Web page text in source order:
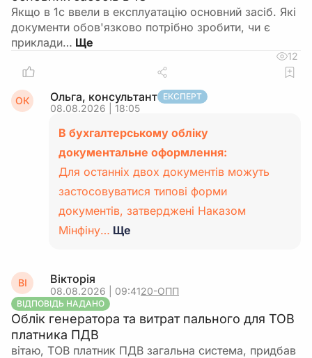
Якщо в 1с ввели в експлуатацію основний засіб. Які
документи обов'язково потрібно зробити, чи є
приклади…
12
ОК Ольга, консультант ЕКСПЕРТ
08.08.2026 | 18:05
В бухгалтерському обліку
документальне оформлення:
Для останніх двох документів можуть
застосовуватися типові форми
документів, затверджені Наказом
Мінфіну… Ще
ВІ Вікторія
08.08.2026 | 09:4120-ОПП
ВІДПОВІДЬ НАДАНО
Облік генератора та витрат пального для ТОВ
платника ПДВ
вітаю, ТОВ платник ПДВ загальна система, придбав